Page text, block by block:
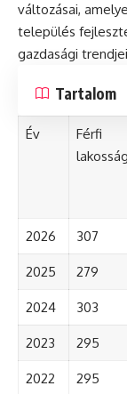
változásai,
település
gazdasági
Tartalom
Év
Férfi
lakosság
2026 307
2025 279
2024 303
2023 295
2022 295